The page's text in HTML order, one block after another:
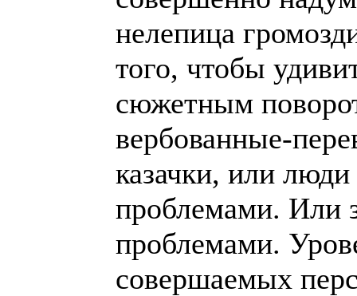
нелепица
того, чтобы
сюжетным
вербованные-
казачки, или
проблемами. Или
проблемами.
совершаемых